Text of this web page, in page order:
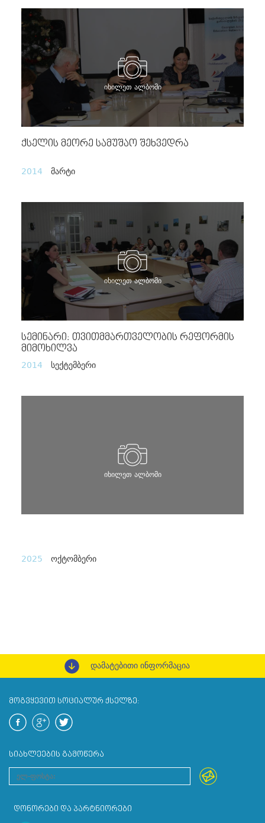
იხილეთ ალბომი
Ქსელის Მეორე Სამუშაო Შეხვედრა
2014 მარტი
იხილეთ ალბომი
Სემინარი: Თვითმმართველობის Რეფორმის
Მიმოხილვა
2014 სექტემბერი
იხილეთ ალბომი
2025 ოქტომბერი
დამატებითი ინფორმაცია
ᲛᲝᲒᲕᲧᲔᲕᲘᲗ ᲡᲝᲪᲘᲐᲚᲣᲠ ᲥᲡᲔᲚᲖᲔ:
ᲡᲘᲐᲮᲚᲔᲔᲑᲘᲡ ᲒᲐᲛᲝᲬᲔᲠᲐ
ᲓᲝᲜᲝᲠᲔᲑᲘ ᲓᲐ ᲞᲐᲠᲢᲜᲘᲝᲠᲔᲑᲘ